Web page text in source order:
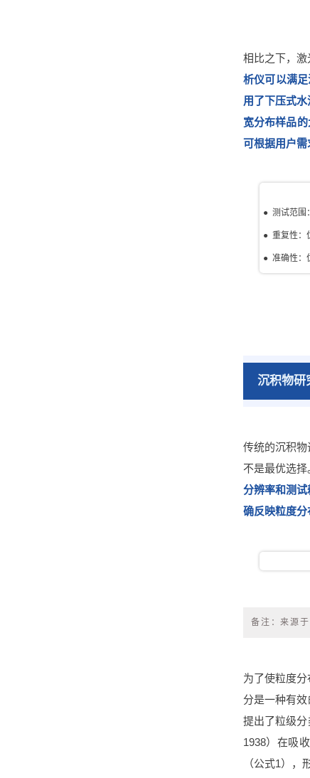
相比之下，激
析仪可以满
用了下压式
宽分布样品
可根据用户需
● 测试范围
● 重复性：
● 准确性：
沉积物研
传统的沉积
不是最优选择
分辨率和测
确反映粒度
备注：来源
为了使粒度
分是一种有
提出了粒级
1938）在吸
（公式1）